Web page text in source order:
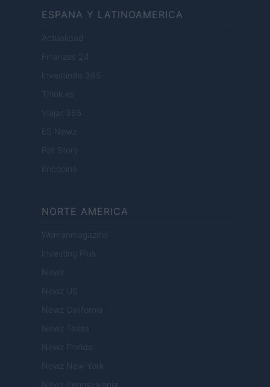
ESPANA Y LATINOAMERICA
Actualidad
Finanzas 24
Investindo 365
Think.es
Viajar 365
ES Newz
Pet Story
Encocina
NORTE AMERICA
Womanmagazine
Investing Plus
Newz
Newz US
Newz California
Newz Texas
Newz Florida
Newz New York
Newz Pennsylvania